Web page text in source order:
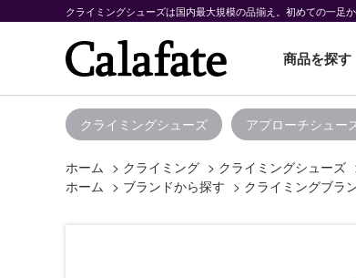
クライミングシューズは国内最大規模の品揃え。初めての一足
商品を探す
クライミングシューズ アプローチシュー
ホーム > クライミング > クライミングシューズ
ホーム > ブランドから探す > クライミングブラ